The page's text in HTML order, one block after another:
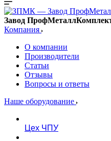
Завод
Компания
О компании
Производители
Статьи
Отзывы
Вопросы и ответы
Наше оборудование
Цех ЧПУ